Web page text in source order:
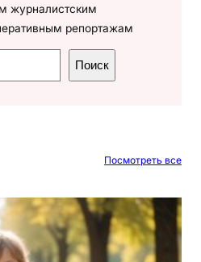
журналистским
репортажам
Поиск
Посмотреть все